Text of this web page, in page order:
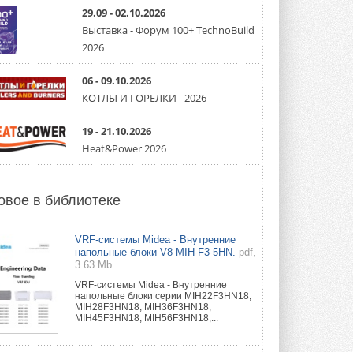
Президент Омского землячества в
Москве Михаил Тимошенко посетил
Омск с трёхдневным рабочим визитом ...
31 ИЮЛЯ 2026
Carrier модернизирует
флагманский чиллер AquaEdge
19XR
работающую на хладагенте R1234ze ...
31 ИЮЛЯ 2026
охлаждения для ЦОД
31 ИЮЛЯ 2026
США запретили использование
иностранных инверторов
28 июля 2026 года Федеральная
комиссия по связи США (FCC) обновила
свой специальный перечень Covered ...
29.09 - 02.10.2026
Выставка - Форум 100+ TechnoBuild
2026
06 - 09.10.2026
КОТЛЫ И ГОРЕЛКИ - 2026
19 - 21.10.2026
Heat&Power 2026
в библиотеке
VRF-системы Midea - Внутренние
напольные блоки V8 MIH-F3-5HN. pdf,
3.63 Mb
VRF-системы Midea - Внутренние
напольные блоки серии MIH22F3HN18,
MIH28F3HN18, MIH36F3HN18,
MIH45F3HN18, MIH56F3HN18,...